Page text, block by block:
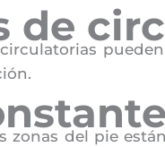
de
zonas del pie